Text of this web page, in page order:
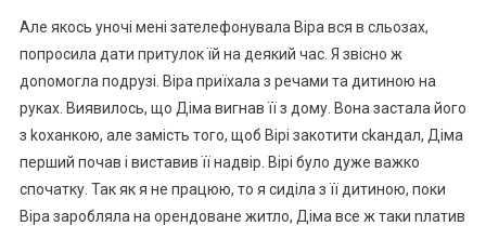
Але якось уночі мені зателефонувала Віра вся в сльозах,
попросила дати притулок їй на деякий час. Я звісно ж
доnомогла подрузі. Віра приїхала з речами та дитиною на
руках. Виявилось, що Діма вигнав її з дому. Вона застала його
з kоханкою, але замість того, щоб Вірі закотити сkандал, Діма
перший почав і виставив її надвір. Вірі було дуже важко
спочатку. Так як я не працюю, то я сиділа з її дитиною, поки
Віра заробляла на орендоване житло, Діма все ж таки nлатив